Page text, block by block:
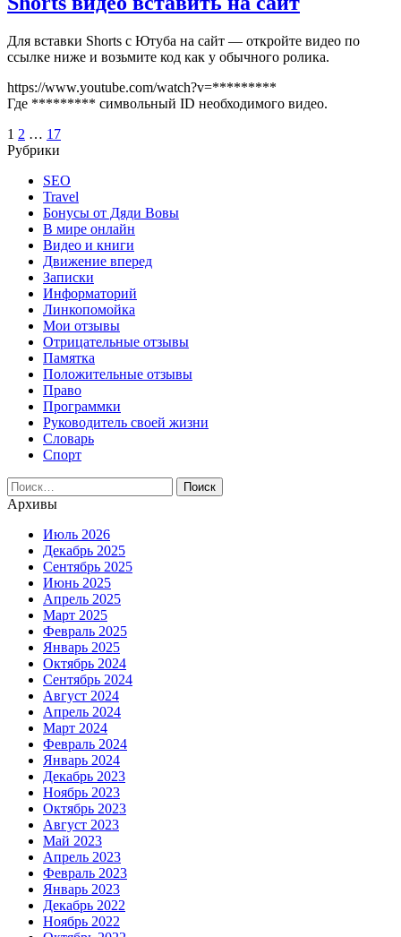
Для вставки Shorts с Ютуба на сайт — откройте видео по
ссылке ниже и возьмите код как у обычного ролика.
https://www.youtube.com/watch?v=*********
Где ********* символьный ID необходимого видео.
Пагинация
записей
1 2 … 17
Рубрики
SEO
Travel
Бонусы от Дяди Вовы
В мире онлайн
Видео и книги
Движение вперед
Записки
Информаторий
Линкопомойка
Мои отзывы
Отрицательные отзывы
Памятка
Положительные отзывы
Право
Программки
Руководитель своей жизни
Словарь
Спорт
Найти:
Архивы
Июль 2026
Декабрь 2025
Сентябрь 2025
Июнь 2025
Апрель 2025
Март 2025
Февраль 2025
Январь 2025
Октябрь 2024
Сентябрь 2024
Август 2024
Апрель 2024
Март 2024
Февраль 2024
Январь 2024
Декабрь 2023
Ноябрь 2023
Октябрь 2023
Август 2023
Май 2023
Апрель 2023
Февраль 2023
Январь 2023
Декабрь 2022
Ноябрь 2022